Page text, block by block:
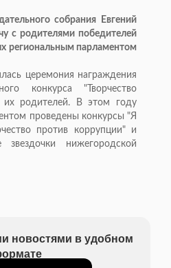
собрания Евгений
с родителями победителей
региональным парламентом
церемония награждения
конкурса "Творчество
их родителей. В этом году
проведены конкурсы "Я
против коррупции" и
нижегородской
новостями в удобном